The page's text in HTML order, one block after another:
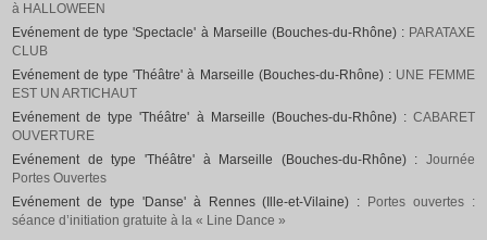
à HALLOWEEN
Evénement de type 'Spectacle' à Marseille (Bouches-du-Rhône) : PARATAXE
CLUB
Evénement de type 'Théâtre' à Marseille (Bouches-du-Rhône) : UNE FEMME
EST UN ARTICHAUT
Evénement de type 'Théâtre' à Marseille (Bouches-du-Rhône) : CABARET
OUVERTURE
Evénement de type 'Théâtre' à Marseille (Bouches-du-Rhône) : Journée
Portes Ouvertes
Evénement de type 'Danse' à Rennes (Ille-et-Vilaine) :
Portes ouvertes :
séance d’initiation gratuite à la « Line Dance »